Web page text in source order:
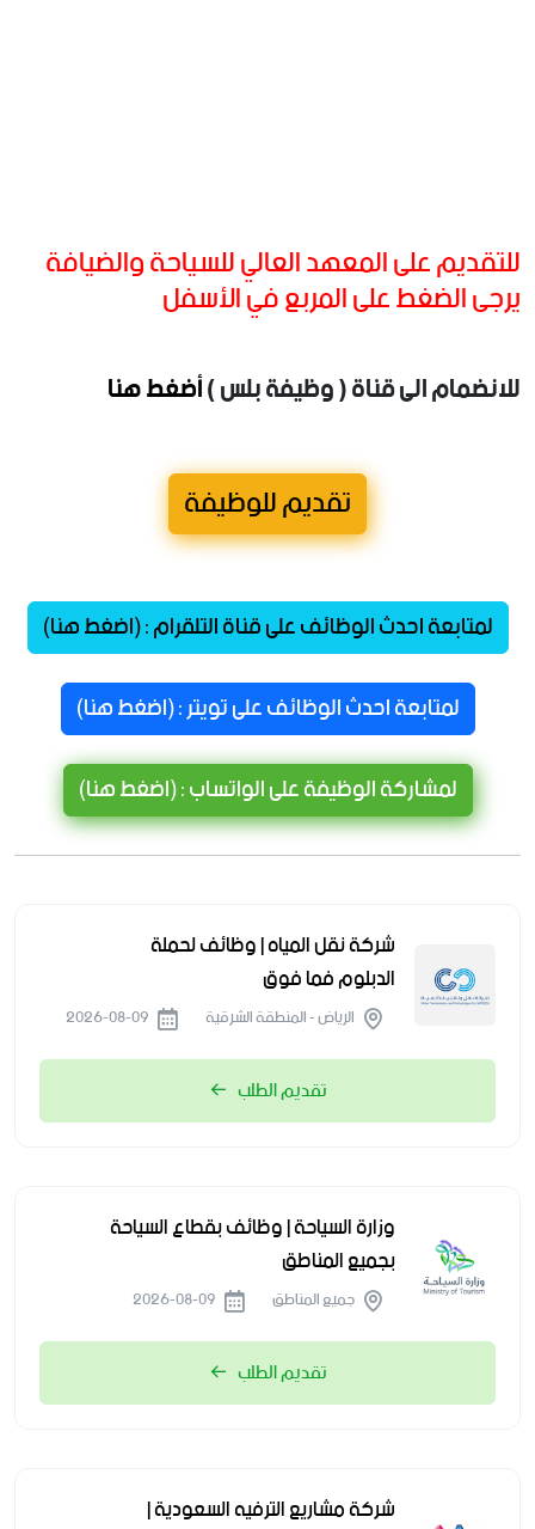
للتقديم على المعهد العالي للسياحة والضيافة
يرجى الضغط على المربع في الأسفل
للانضمام الى قناة ( وظيفة بلس )أضغط هنا
تقديم للوظيفة
لمتابعة احدث الوظائف على قناة التلقرام : (اضغط هنا)
لمتابعة احدث الوظائف على تويتر : (اضغط هنا)
لمشاركة الوظيفة على الواتساب : (اضغط هنا)
شركة نقل المياه | وظائف لحملة
الدبلوم فما فوق
الرياض - المنطقة الشرقية
تقديم الطلب
وزارة السياحة | وظائف بقطاع السياحة
بجميع المناطق
جميع المناطق
تقديم الطلب
شركة مشاريع الترفيه السعودية |